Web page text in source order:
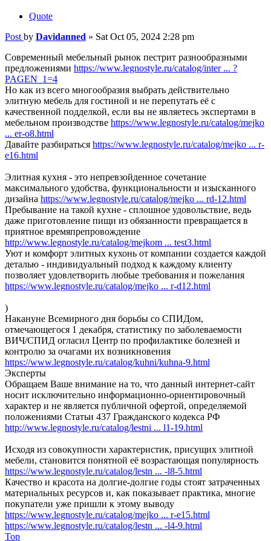
Quote
Post by Davidanned » Sat Oct 05, 2024 2:28 pm
Современный мебельный рынок пестрит разнообразными
предложениями https://www.legnostyle.ru/catalog/inter ... ?
PAGEN_1=4
Но как из всего многообразия выбрать действительно
элитную мебель для гостиной и не перепутать её с
качественной подделкой, если вы не являетесь экспертами в
мебельном производстве https://www.legnostyle.ru/catalog/mejko
... er-o8.html
Давайте разбираться https://www.legnostyle.ru/catalog/mejko ... r-
e16.html
Элитная кухня - это непревзойденное сочетание
максимального удобства, функциональности и изысканного
дизайна https://www.legnostyle.ru/catalog/mejko ... rd-12.html
Пребывание на такой кухне - сплошное удовольствие, ведь
даже приготовление пищи из обязанности превращается в
приятное времяпрепровождение
http://www.legnostyle.ru/catalog/mejkom ... test3.html
Уют и комфорт элитных кухонь от компании создается каждой
деталью - индивидуальный подход к каждому клиенту
позволяет удовлетворить любые требования и пожелания
https://www.legnostyle.ru/catalog/mejko ... r-d12.html
)
Накануне Всемирного дня борьбы со СПИДом,
отмечающегося 1 декабря, статистику по заболеваемости
ВИЧ/СПИД огласил Центр по профилактике болезней и
контролю за очагами их возникновения
https://www.legnostyle.ru/catalog/kuhni/kuhna-9.html
Эксперты
Обращаем Ваше внимание на то, что данный интернет-сайт
носит исключительно информационно-ориентировочный
характер и не является публичной офертой, определяемой
положениями Статьи 437 Гражданского кодекса РФ
http://www.legnostyle.ru/catalog/lestni ... l1-19.html
Исходя из совокупности характеристик, присущих элитной
мебели, становится понятной её возрастающая популярность
https://www.legnostyle.ru/catalog/lestn ... -l8-5.html
Качество и красота на долгие-долгие годы стоят затраченных
материальных ресурсов и, как показывает практика, многие
покупатели уже пришли к этому выводу
https://www.legnostyle.ru/catalog/mejko ... r-e15.html
https://www.legnostyle.ru/catalog/lestn ... -l4-9.html
Top